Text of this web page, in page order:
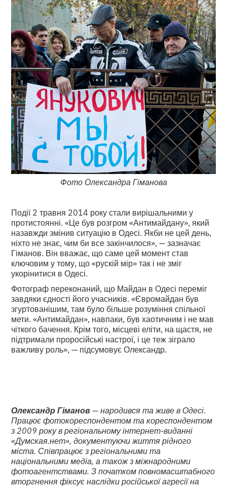
Фото Олександра Гіманова
Події 2 травня 2014 року стали вирішальними у
протистоянні. «Це був розгром «Антимайдану», який
назавжди змінив ситуацію в Одесі. Якби не цей день,
ніхто не знає, чим би все закінчилося», — зазначає
Гіманов. Він вважає, що саме цей момент став
ключовим у тому, що «рускій мір» так і не зміг
укорінитися в Одесі.
Фотограф переконаний, що Майдан в Одесі переміг
завдяки єдності його учасників. «Євромайдан був
згуртованішим, там було більше розуміння спільної
мети. «Антимайдан», навпаки, був хаотичним і не мав
чіткого бачення. Крім того, місцеві еліти, на щастя, не
підтримали проросійські настрої, і це теж зіграло
важливу роль», — підсумовує Олександр.
Олександр Гіманов— народився та живе в Одесі.
Працює фотокореспондентом та кореспондентом
з 2009 року в регіональному інтернет-виданні
«Думская.нет», документуючи життя рідного
міста. Співпрацює з регіональними та
національними медіа, а також з міжнародними
фотоагентствами. З початком повномасштабного
вторгнення фіксує наслідки російської агресії на